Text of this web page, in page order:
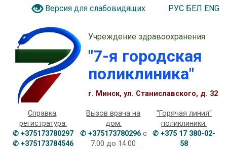
Версия для слабовидящих РУС БЕЛ ENG
Учреждение здравоохранения
"7-я городская
поликлиника"
г. Минск, ул. Станиславского, д. 32
Справка,
регистратура:
✆ +375173780297
✆ +375173784546
Вызов врача на
дом:
✆ +375173780296с
7.00 до 14.00
"Горячая линия"
поликлиники:
✆ +375 17 380-02-
58